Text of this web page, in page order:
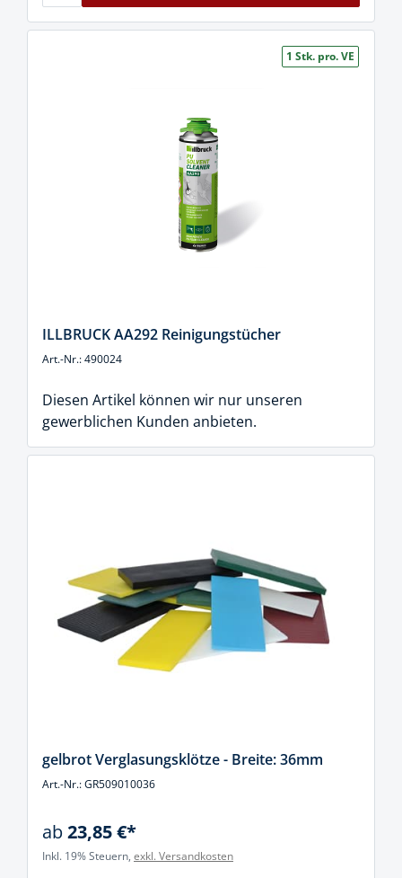
1 Stk. pro. VE
ILLBRUCK AA292 Reinigungstücher
Art.-Nr.: 490024
Diesen Artikel können wir nur unseren
gewerblichen Kunden anbieten.
gelbrot Verglasungsklötze - Breite: 36mm
Art.-Nr.: GR509010036
ab23,85 €*
Inkl. 19% Steuern, exkl. Versandkosten